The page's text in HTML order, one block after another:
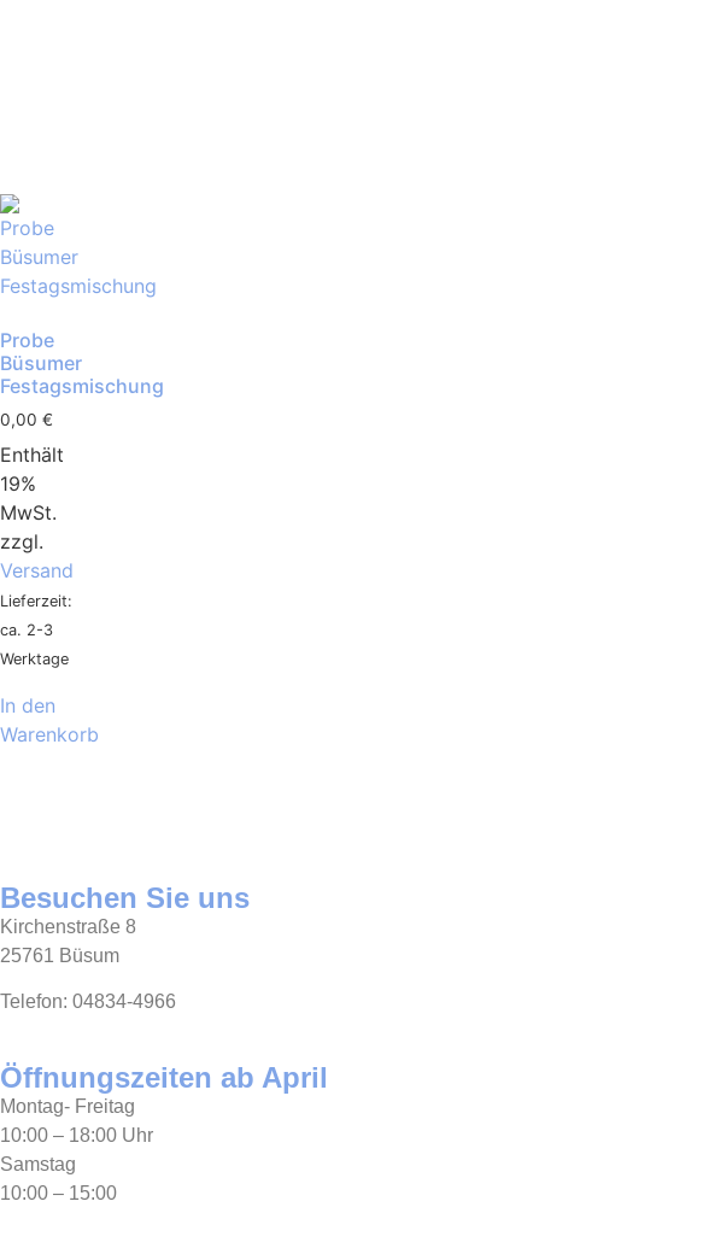
Probe
Büsumer
Festagsmischung
0,00 €
Enthält
19%
MwSt.
zzgl.
Versand
Lieferzeit:
ca. 2-3
Werktage
In den
Warenkorb
Besuchen Sie uns
Kirchenstraße 8
25761 Büsum
Telefon: 04834-4966
Öffnungszeiten ab April
Montag- Freitag
10:00 – 18:00 Uhr
Samstag
10:00 – 15:00